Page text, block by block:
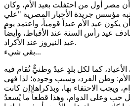
أن مصر أول من احتفلت بعيد الأم، وكان
مؤسس جريدة الأخبار المصرية "علي
يكون عيد الأم عيداً قومياً، واعتمد يوم
عيد رأس السنة عند الأقباط، وأيضاً
عيد النيروز عند الأكراد.
بقي شيء...
كما لكل بلدٍ عيدٌ وطنيٌّ تُقام فيه
وطن الفرد، وسبب وجوده؛ لذا فهي
ويجب الاحتفاء بها، وبذكراها(إن كانت
حب وعلى الدوام، وهذا قطعاً ما يُسعدُ